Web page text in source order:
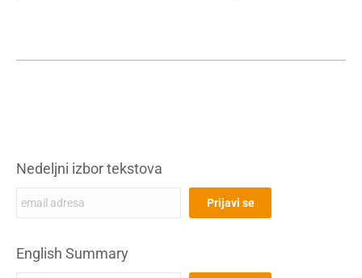
Nedeljni izbor tekstova
English Summary